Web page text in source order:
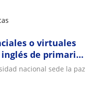
o virtuales
de primaria
nacional sede la paz